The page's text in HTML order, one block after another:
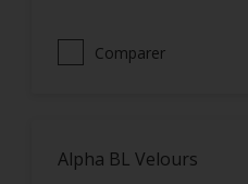
Comparer
Alpha BL Velours